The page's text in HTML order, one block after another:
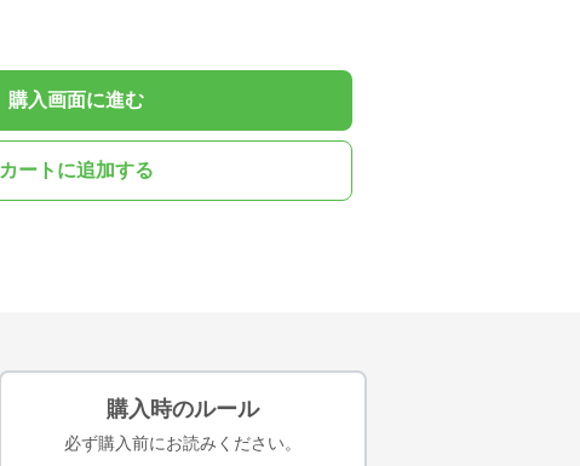
購入画面に進む
カートに追加する
購入時のルール
必ず購入前にお読みください。